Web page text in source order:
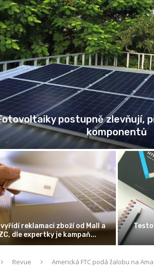
Jak fungují recenze
Možnost porovnání nabídek pojištění
domácnosti
Revue
Americká FTC podá žalobu na